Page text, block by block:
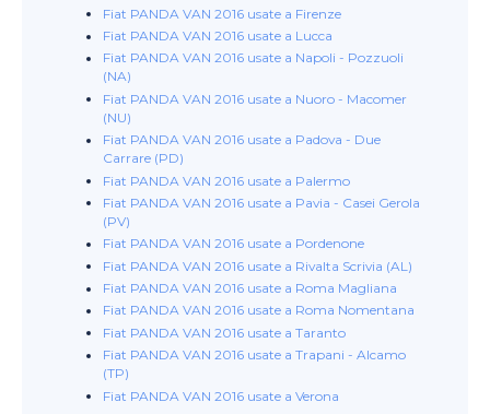
Fiat PANDA VAN 2016 usate a Firenze
Fiat PANDA VAN 2016 usate a Lucca
Fiat PANDA VAN 2016 usate a Napoli - Pozzuoli
(NA)
Fiat PANDA VAN 2016 usate a Nuoro - Macomer
(NU)
Fiat PANDA VAN 2016 usate a Padova - Due
Carrare (PD)
Fiat PANDA VAN 2016 usate a Palermo
Fiat PANDA VAN 2016 usate a Pavia - Casei Gerola
(PV)
Fiat PANDA VAN 2016 usate a Pordenone
Fiat PANDA VAN 2016 usate a Rivalta Scrivia (AL)
Fiat PANDA VAN 2016 usate a Roma Magliana
Fiat PANDA VAN 2016 usate a Roma Nomentana
Fiat PANDA VAN 2016 usate a Taranto
Fiat PANDA VAN 2016 usate a Trapani - Alcamo
(TP)
Fiat PANDA VAN 2016 usate a Verona